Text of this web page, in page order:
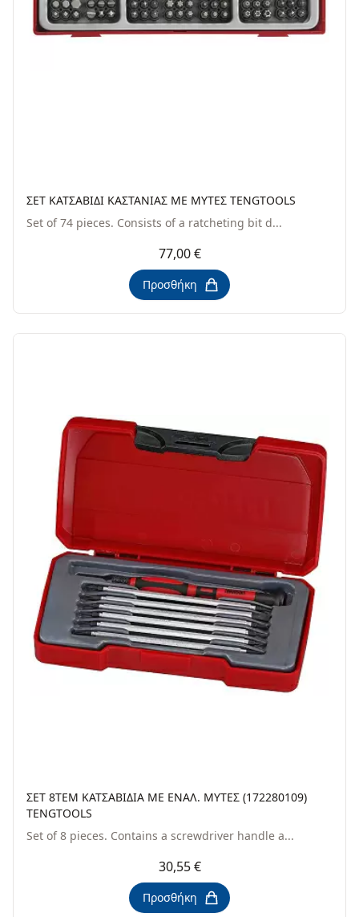
ΣΕΤ ΚΑΤΣΑΒΙΔΙ ΚΑΣΤΑΝΙΑΣ ΜΕ ΜΥΤΕΣ TENGTOOLS
Set of 74 pieces. Consists of a ratcheting bit d...
77,00 €
Προσθήκη
ΣΕΤ 8ΤΕΜ ΚΑΤΣΑΒΙΔΙΑ ΜΕ ΕΝΑΛ. ΜΥΤΕΣ (172280109)
TENGTOOLS
Set of 8 pieces. Contains a screwdriver handle a...
30,55 €
Προσθήκη